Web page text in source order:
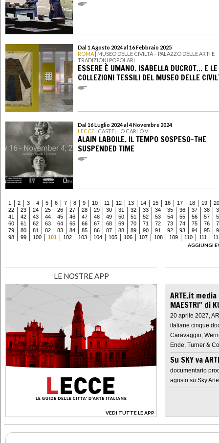
Dal 1 Agosto 2024 al 16 Febbraio 2025
ROMA | MUSEO DELLE CIVILTÀ – PALAZZO DELLE ARTI E
TRADIZIONI POPOLARI
ESSERE È UMANO. ISABELLA DUCROT... E LE
COLLEZIONI TESSILI DEL MUSEO DELLE
Dal 16 Luglio 2024 al 4 Novembre 2024
LECCE | CASTELLO CARLO V
ALAIN LABOILE. IL TEMPO SOSPESO-THE
SUSPENDED TIME
1 2 3 4 5 6 7 8 9 10 11 12 13 14 15 16 17 18 19
20
22
23 24 25 26 27 28 29 30 31 32 33 34 35 36 37 38
41
42 43 44 45 46 47 48 49 50 51 52 53 54 55 56 57
60
61 62 63 64 65 66 67 68 69 70 71 72 73 74 75 76
79
80 81 82 83 84 85 86 87 88 89 90 91 92 93 94 95
98
99 100 101 102 103 104 105 106 107 108 109 110 111
AGGIUNGI
LE NOSTRE APP
VEDI TUTTE LE APP
>
ARTE.it
MAESTRI" di
20 aprile 2027,
italiane cinque
Caravaggio,
Ende, Turner &
Su SKY va
documentario
agosto su Sky Arte